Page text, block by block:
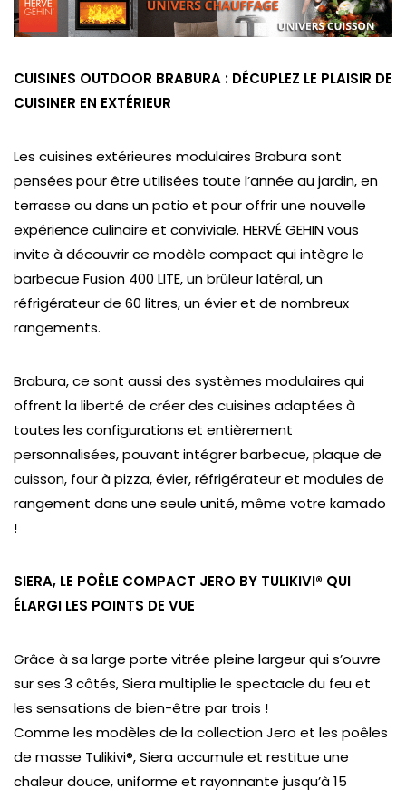
CUISINES OUTDOOR BRABURA : DÉCUPLEZ LE PLAISIR DE
CUISINER EN EXTÉRIEUR
Les cuisines extérieures modulaires Brabura sont
pensées pour être utilisées toute l’année au jardin, en
terrasse ou dans un patio et pour offrir une nouvelle
expérience culinaire et conviviale. HERVÉ GEHIN vous
invite à découvrir ce modèle compact qui intègre le
barbecue Fusion 400 LITE, un brûleur latéral, un
réfrigérateur de 60 litres, un évier et de nombreux
rangements.
Brabura, ce sont aussi des systèmes modulaires qui
offrent la liberté de créer des cuisines adaptées à
toutes les configurations et entièrement
personnalisées, pouvant intégrer barbecue, plaque de
cuisson, four à pizza, évier, réfrigérateur et modules de
rangement dans une seule unité, même votre kamado
!
SIERA, LE POÊLE COMPACT JERO BY TULIKIVI® QUI
ÉLARGI LES POINTS DE VUE
Grâce à sa large porte vitrée pleine largeur qui s’ouvre
sur ses 3 côtés, Siera multiplie le spectacle du feu et
les sensations de bien-être par trois !
Comme les modèles de la collection Jero et les poêles
de masse Tulikivi®, Siera accumule et restitue une
chaleur douce, uniforme et rayonnante jusqu’à 15